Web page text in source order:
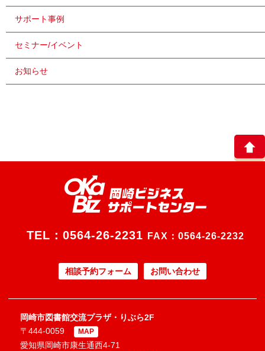
サポート事例
セミナー/イベント
お知らせ
TEL： 0564-26-2231 FAX：0564-26-2232
相談予約フォーム お問い合わせ
岡崎市図書館交流プラザ・りぶら2F
〒444-0059
MAP
愛知県岡崎市康生通西4-71